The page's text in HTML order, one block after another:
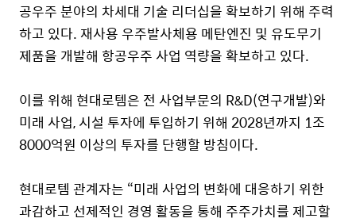
공우주 분야의 차세대 기술 리더십을 확보하기 위해 주력
하고 있다. 재사용 우주발사체용 메탄엔진 및 유도무기
제품을 개발해 항공우주 사업 역량을 확보하고 있다.
이를 위해 현대로템은 전 사업부문의 R&D(연구개발)와
미래 사업,시설 투자에 투입하기 위해 2028년까지 1조
8000억원 이상의 투자를 단행할 방침이다.
현대로템 관계자는 “미래 사업의 변화에 대응하기 위한
과감하고 선제적인 경영 활동을 통해 주주가치를 제고할